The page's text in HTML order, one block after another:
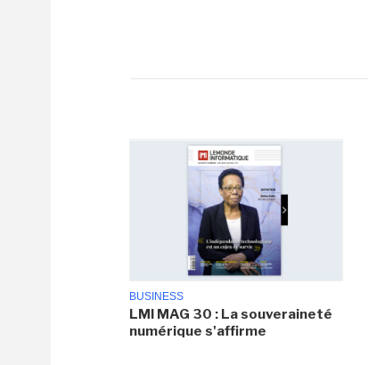
BUSINESS
LMI MAG 30 : La souveraineté
numérique s'affirme